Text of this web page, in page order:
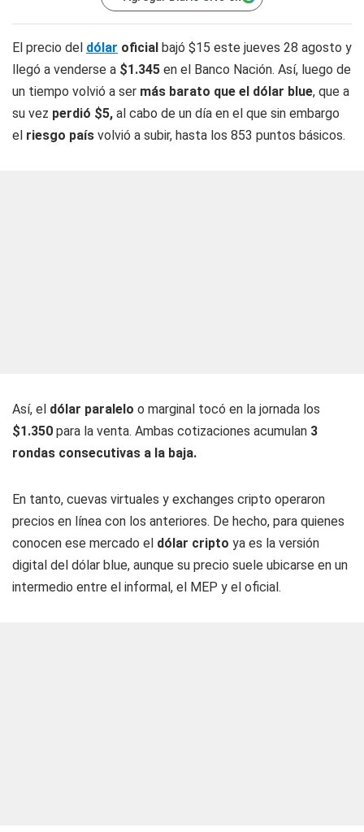
El precio del dólar oficial bajó $15 este jueves 28 agosto y
llegó a venderse a $1.345 en el Banco Nación. Así, luego de
un tiempo volvió a ser más barato que el dólar blue, que a
su vez perdió $5, al cabo de un día en el que sin embargo
el riesgo país volvió a subir, hasta los 853 puntos básicos.
Así, el dólar paralelo o marginal tocó en la jornada los
$1.350 para la venta. Ambas cotizaciones acumulan 3
rondas consecutivas a la baja.
En tanto, cuevas virtuales y exchanges cripto operaron
precios en línea con los anteriores. De hecho, para quienes
conocen ese mercado el dólar cripto ya es la versión
digital del dólar blue, aunque su precio suele ubicarse en un
intermedio entre el informal, el MEP y el oficial.